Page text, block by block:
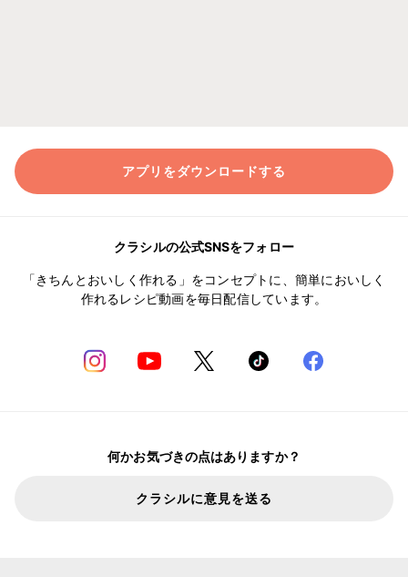
アプリをダウンロードする
クラシルの公式SNSをフォロー
「きちんとおいしく作れる」をコンセプトに、簡単においしく
作れるレシピ動画を毎日配信しています。
何かお気づきの点はありますか？
クラシルに意見を送る